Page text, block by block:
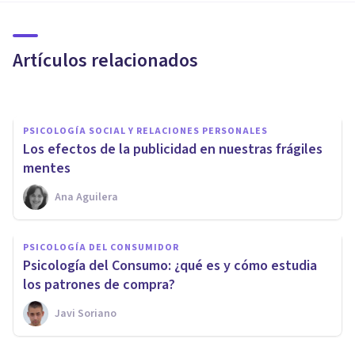
Artículos relacionados
explica sobre la sociedad
PSICOLOGÍA SOCIAL Y RELACIONES PERSONALES
Los efectos de la publicidad en nuestras frágiles
mentes
Ana Aguilera
PSICOLOGÍA DEL CONSUMIDOR
Psicología del Consumo: ¿qué es y cómo estudia
los patrones de compra?
Javi Soriano
Obsesión por la belleza: así
parasita nuestras mentes
Izzat Haykal